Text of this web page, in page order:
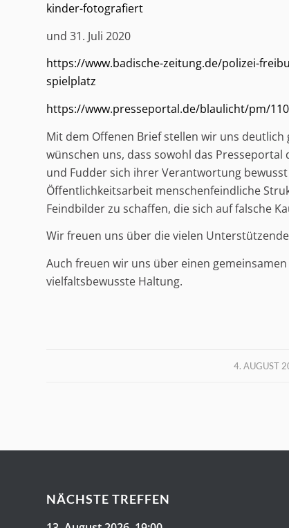
kinder-fotografiert
und 31. Juli 2020
https://www.badische-zeitung.de/polizei-
spielplatz
https://www.presseportal.de/blaulicht/pm/
Mit dem Offenen Brief stellen wir uns
wünschen uns, dass sowohl das
und Fudder sich ihrer Verantwortung
Öffentlichkeitsarbeit menschenfeindliche
Feindbilder zu schaffen, die sich auf falsche
Wir freuen uns über die vielen
Auch freuen wir uns über einen
vielfaltsbewusste Haltung.
4. AUGUST
/
NÄCHSTE TREFFEN